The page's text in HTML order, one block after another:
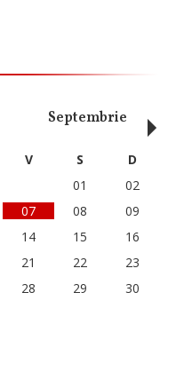
Septembrie
V S
D
01
02
07 08
09
14 15
16
21 22
23
28 29
30